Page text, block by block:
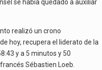
se había quedado a auxiliar
realizó un crono
hoy, recupera el liderato de la
y a 5 minutos y 50
Sébastien Loeb.